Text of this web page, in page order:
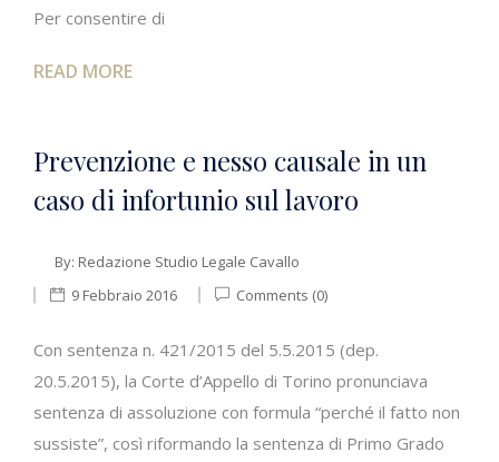
Per consentire di
READ MORE
Prevenzione e nesso causale in un
caso di infortunio sul lavoro
By: Redazione Studio Legale Cavallo
9 Febbraio 2016
Comments (0)
Con sentenza n. 421/2015 del 5.5.2015 (dep.
20.5.2015), la Corte d’Appello di Torino pronunciava
sentenza di assoluzione con formula “perché il fatto non
sussiste”, così riformando la sentenza di Primo Grado